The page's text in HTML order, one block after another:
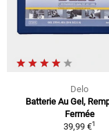
Delo
Batterie Au Gel,
Fermée
39,99 €1